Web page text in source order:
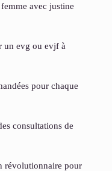
avec justine
un evg ou evjf à
pour chaque
consultations de
révolutionnaire pour